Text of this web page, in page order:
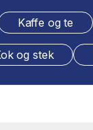
Kaffe og te
og stek